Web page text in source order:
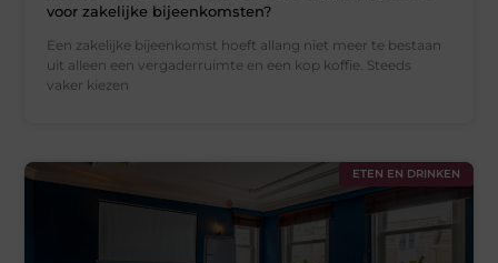
voor zakelijke bijeenkomsten?
Een zakelijke bijeenkomst hoeft allang niet meer te bestaan
uit alleen een vergaderruimte en een kop koffie. Steeds
vaker kiezen
ETEN EN DRINKEN